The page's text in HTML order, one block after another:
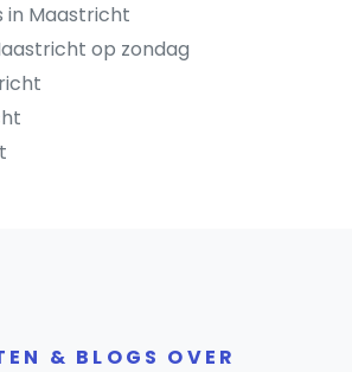
in Maastricht
op zondag
& BLOGS OVER